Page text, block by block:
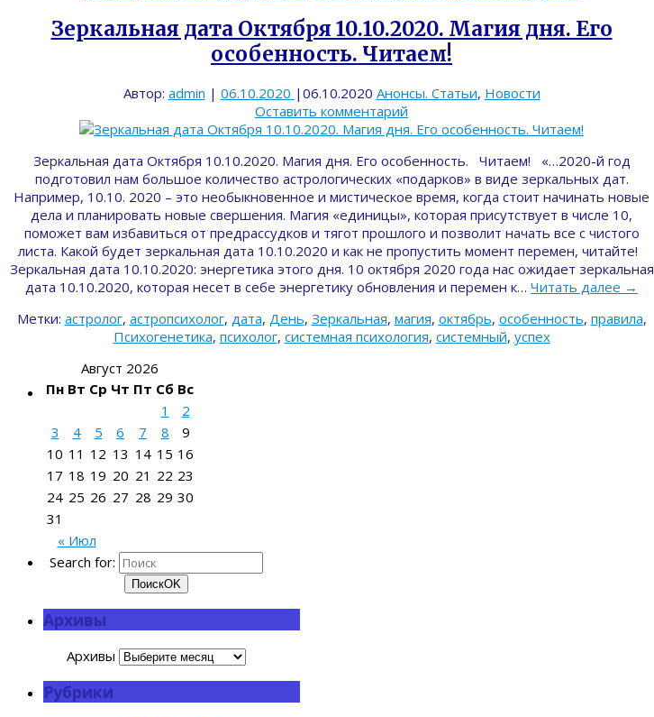
Зеркальная дата Октября 10.10.2020. Магия дня. Его
особенность. Читаем!
Автор: admin | 06.10.2020 | 06.10.2020 Анонсы. Статьи, Новости
Оставить комментарий
Зеркальная дата Октября 10.10.2020. Магия дня. Его особенность. Читаем! «…2020-й год
подготовил нам большое количество астрологических «подарков» в виде зеркальных дат.
Например, 10.10. 2020 – это необыкновенное и мистическое время, когда стоит начинать новые
дела и планировать новые свершения. Магия «единицы», которая присутствует в числе 10,
поможет вам избавиться от предрассудков и тягот прошлого и позволит начать все с чистого
листа. Какой будет зеркальная дата 10.10.2020 и как не пропустить момент перемен, читайте!
Зеркальная дата 10.10.2020: энергетика этого дня. 10 октября 2020 года нас ожидает зеркальная
дата 10.10.2020, которая несет в себе энергетику обновления и перемен к… Читать далее →
Метки: астролог, астропсихолог, дата, День, Зеркальная, магия, октябрь, особенность, правила,
Психогенетика, психолог, системная психология, системный, успех
Август 2026
Пн Вт Ср Чт Пт Сб Вс
« Июл
1
2
3
4 5 6 7 8
9
10 11 12 13 14 15 16
17 18 19 20 21 22 23
24 25 26 27 28 29 30
31
Search for:
ПоискOK
Архивы
Архивы
Рубрики